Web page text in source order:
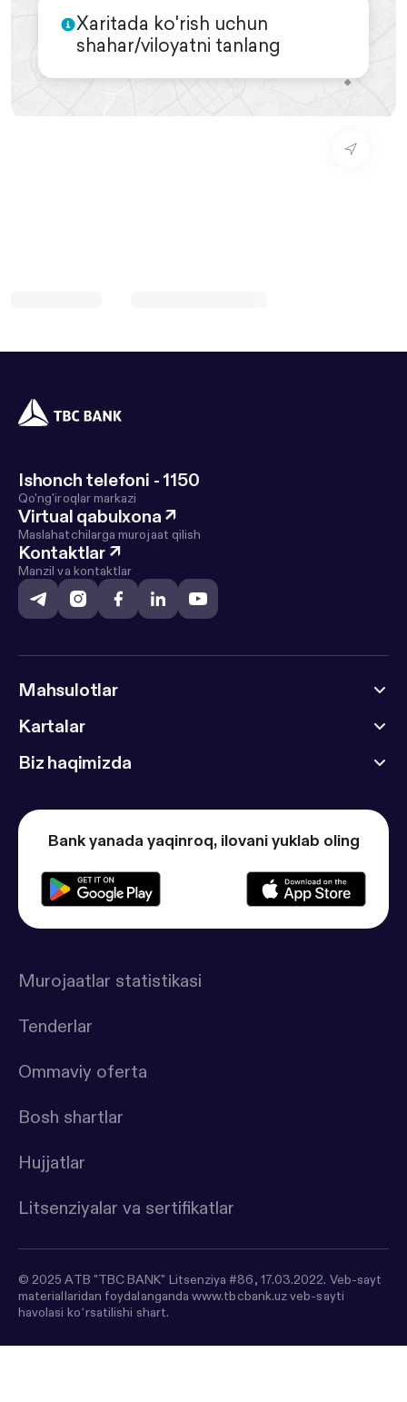
Xaritada ko'rish uchun
shahar/viloyatni tanlang
Ishonch telefoni - 1150
Qo'ng'iroqlar markazi
Virtual qabulxona ↗
Maslahatchilarga murojaat qilish
Kontaktlar ↗
Manzil va kontaktlar
Mahsulotlar
Kartalar
Biz haqimizda
Bank yanada yaqinroq, ilovani yuklab oling
Murojaatlar statistikasi
Tenderlar
Ommaviy oferta
Bosh shartlar
Hujjatlar
Litsenziyalar va sertifikatlar
© 2025 ATB "TBC BANK" Litsenziya #86, 17.03.2022. Veb-sayt
materiallaridan foydalanganda www.tbcbank.uz veb-sayti
havolasi koʻrsatilishi shart.